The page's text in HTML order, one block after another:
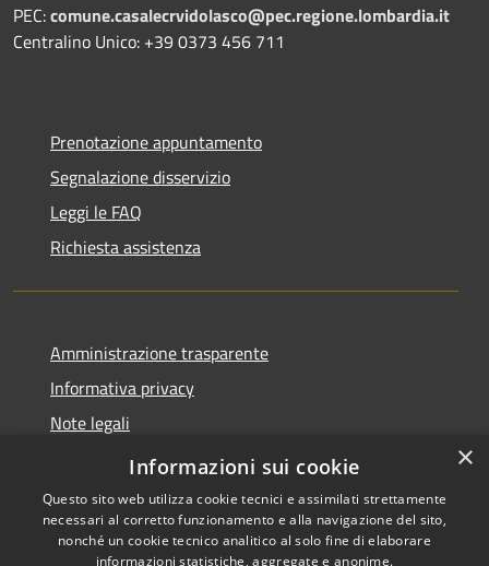
PEC:comune.casalecrvidolasco@pec.regione.lombardia.it
Centralino Unico: +39 0373 456 711
Prenotazione appuntamento
Segnalazione disservizio
Leggi le FAQ
Richiesta assistenza
Amministrazione trasparente
Informativa privacy
Note legali
Dichiarazione di accessibilità
×
Informazioni sui cookie
Questo sito web utilizza cookie tecnici e assimilati strettamente
necessari al corretto funzionamento e alla navigazione del sito,
nonché un cookie tecnico analitico al solo fine di elaborare
informazioni statistiche, aggregate e anonime.